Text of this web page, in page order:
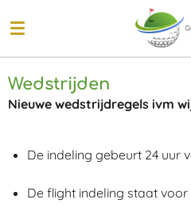
direct
naar
de
hoofdinhoud
Wedstrijden
Nieuwe wedstrijdregels ivm
De indeling gebeurt 24 uur
De flight indeling staat voor